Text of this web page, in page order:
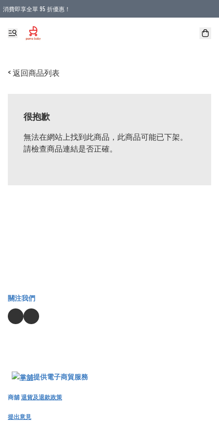
消費即享全單 95 折優惠！
購物滿 HKD 900.00即享免運費優惠！（適用於 本地送貨、本地取貨 )
< 返回商品列表
很抱歉
無法在網站上找到此商品，此商品可能已下架。
請檢查商品連結是否正確。
關注我們
提供電子商貿服務
商舖退貨及退款政策
提出意見